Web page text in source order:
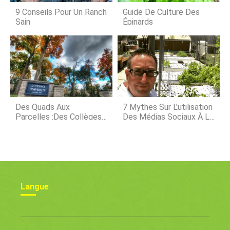
plantation pour savoir quand les
9 Conseils Pour Un Ranch
Sain
Guide De Culture Des
Épinards
Des Quads Aux
Parcelles :des Collèges
7 Mythes Sur L'utilisation
Des Médias Sociaux À La
Langue